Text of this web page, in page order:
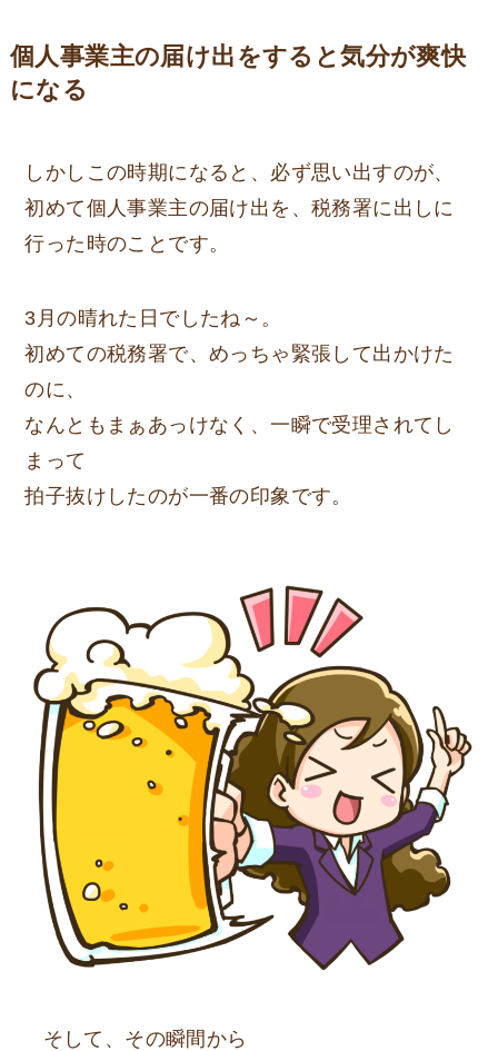
個人事業主の届け出をすると気分が爽快
になる
しかしこの時期になると、必ず思い出すのが、
初めて個人事業主の届け出 を、税務署に出しに
行った時のことです。
3月の晴れた日でしたね～。
初めての税務署で、めっちゃ緊張して出かけた
のに、
なんともまぁあっけなく、一瞬で受理されてし
まって
拍子抜けしたのが一番の印象です。
そして、その瞬間から